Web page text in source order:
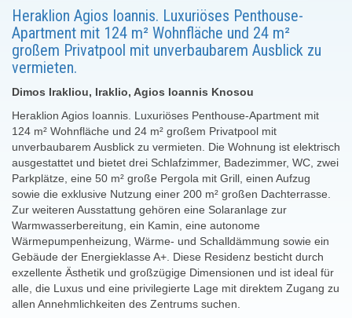
Heraklion Agios Ioannis. Luxuriöses Penthouse-
Apartment mit 124 m² Wohnfläche und 24 m²
großem Privatpool mit unverbaubarem Ausblick zu
vermieten.
Dimos Irakliou, Iraklio, Agios Ioannis Knosou
Heraklion Agios Ioannis. Luxuriöses Penthouse-Apartment mit
124 m² Wohnfläche und 24 m² großem Privatpool mit
unverbaubarem Ausblick zu vermieten. Die Wohnung ist elektrisch
ausgestattet und bietet drei Schlafzimmer, Badezimmer, WC, zwei
Parkplätze, eine 50 m² große Pergola mit Grill, einen Aufzug
sowie die exklusive Nutzung einer 200 m² großen Dachterrasse.
Zur weiteren Ausstattung gehören eine Solaranlage zur
Warmwasserbereitung, ein Kamin, eine autonome
Wärmepumpenheizung, Wärme- und Schalldämmung sowie ein
Gebäude der Energieklasse A+. Diese Residenz besticht durch
exzellente Ästhetik und großzügige Dimensionen und ist ideal für
alle, die Luxus und eine privilegierte Lage mit direktem Zugang zu
allen Annehmlichkeiten des Zentrums suchen.